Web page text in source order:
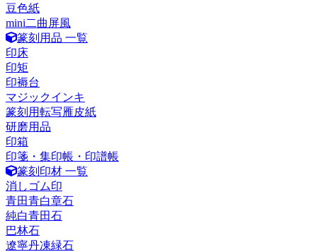
豆色紙
mini二曲屏風
篆刻用品 一覧
印床
印矩
印褥台
マジックインキ
篆刻用転写雁皮紙
研磨用品
印箱
印箋・集印帳・印譜帳
篆刻印材 一覧
消しゴム印
青田青白章石
純白青田石
巴林石
遼寧丹凍緑石